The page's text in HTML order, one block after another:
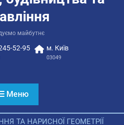
майбутнє
52-95 м. Київ
03049
Меню
ТА НАРИСНОЇ ГЕОМЕТРІЇ